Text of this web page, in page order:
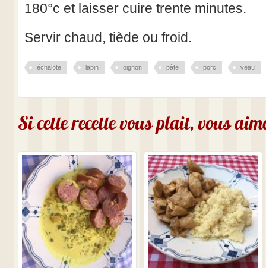
180°c et laisser cuire trente minutes.
Servir chaud, tiède ou froid.
échalote lapin oignon pâte porc veau
Si cette recette vous plait, vous